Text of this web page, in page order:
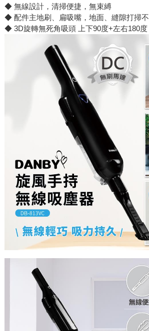
◆ 無線設計，清掃便捷，無束縛
◆ 配件主地刷、扁吸嘴，地面、縫隙打掃
◆ 3D旋轉無死角吸頭 上下90度+左右180度